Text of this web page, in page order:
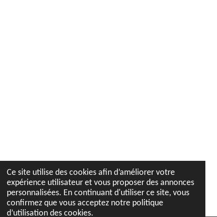
Ce site utilise des cookies afin d’améliorer votre
expérience utilisateur et vous proposer des annonces
personnalisées. En continuant d'utiliser ce site, vous
confirmez que vous acceptez notre politique
d’utilisation des cookies.